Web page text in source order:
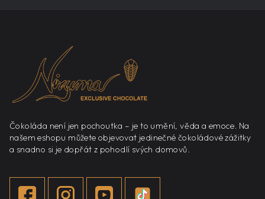
Čokoláda není jen pochoutka – je to umění, věda a emoce. Na
našem eshopu můžete objevovat jedinečné čokoládové zážitky
a snadno si je dopřát z pohodlí svých domovů.